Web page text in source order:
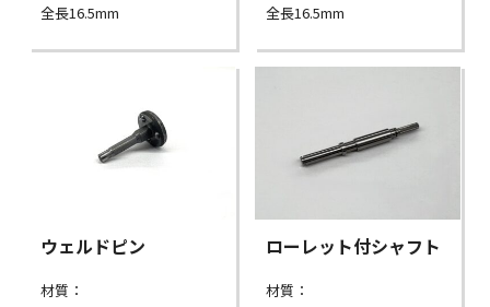
全長16.5mm
全長16.5mm
ウェルドピン
材質：
ローレット付シャフト
材質：